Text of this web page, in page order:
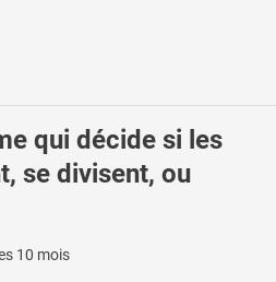
qui décide si les
se divisent, ou
10 mois